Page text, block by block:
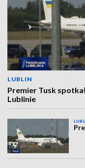
LUBLIN
Premier Tusk
Lublinie